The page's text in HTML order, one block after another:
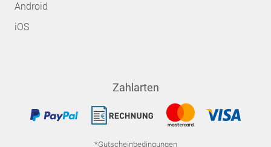
Android
iOS
Zahlarten
*Gutscheinbedingungen